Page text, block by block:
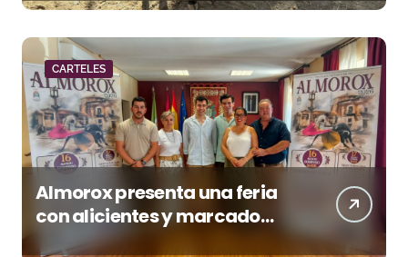
CARTELES
Almorox presenta una feria
con alicientes y marcado
acento torista